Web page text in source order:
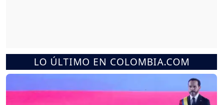
LO ÚLTIMO EN COLOMBIA.COM